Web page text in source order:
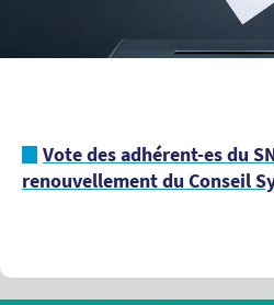
Vote des adhérent-es du
renouvellement du Conseil